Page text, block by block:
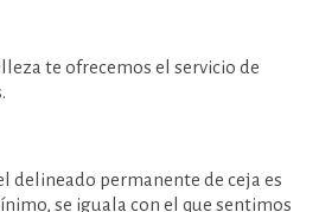
te ofrecemos el servicio de
delineado permanente de ceja es
se iguala con el que sentimos